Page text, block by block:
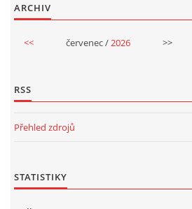
ARCHIV
<< červenec /2026 >>
RSS
Přehled zdrojů
STATISTIKY